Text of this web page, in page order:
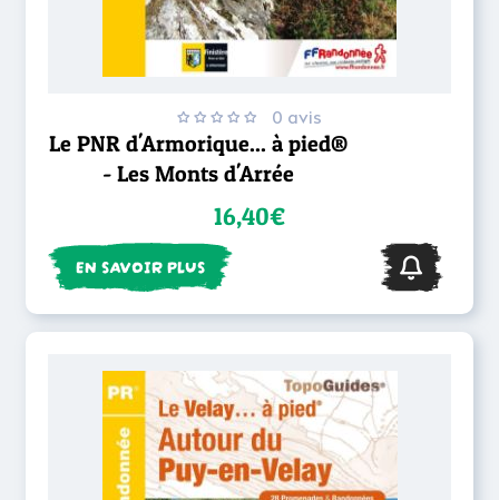
0 avis
Le PNR d'Armorique... à pied®
- Les Monts d'Arrée
16,40€
EN SAVOIR PLUS